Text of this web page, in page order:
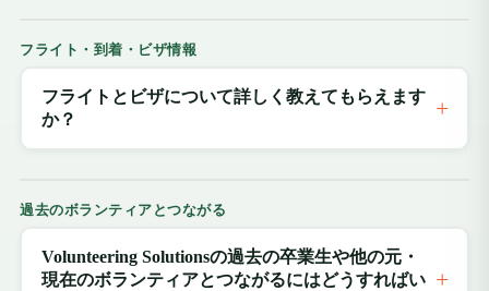
フライト・到着・ビザ情報
フライトとビザについて詳しく教えてもらえます
か？
過去のボランティアとつながる
Volunteering Solutionsの過去の卒業生や他の元・
現在のボランティアとつながるにはどうすればい